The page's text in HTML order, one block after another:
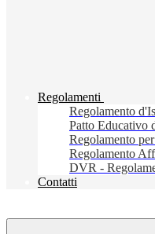
Regolamenti
Regolamento
Patto Educativo
Regolamento
Regolamento
DVR -
Contatti